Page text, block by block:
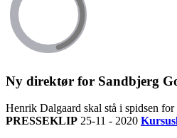
Ny direktør for Sandbjerg
Henrik Dalgaard skal stå i spidsen
PRESSEKLIP 25-11 - 2020